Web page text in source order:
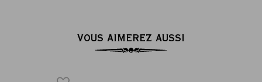
VOUS AIMEREZ AUSSI